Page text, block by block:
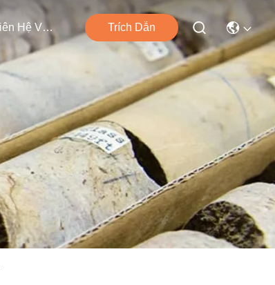
Liên Hệ Với Chúng Tôi Trích Dẫn